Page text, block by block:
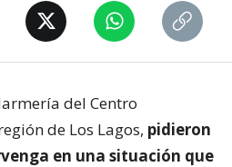
del Centro
de Los Lagos, pidieron
en una situación que